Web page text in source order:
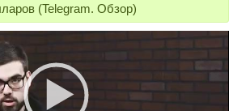
(Telegram. Обзор)